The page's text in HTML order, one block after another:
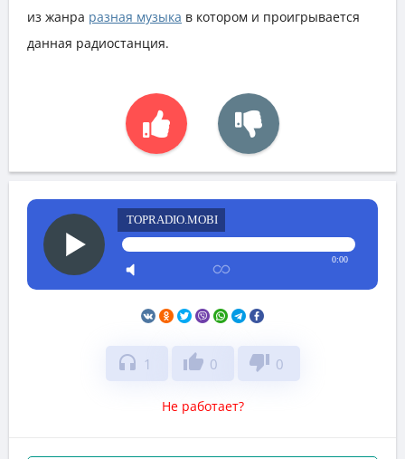
из жанра разная музыка в котором и проигрывается
данная радиостанция.
TOPRADIO.MOBI
0:00
headphones 1 thumb_up 0 thumb_down 0
Не работает?